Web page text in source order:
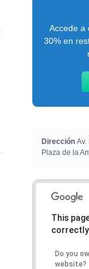
Accede a
30% en
Dirección Av.
Plaza de la
This
Do you
website?